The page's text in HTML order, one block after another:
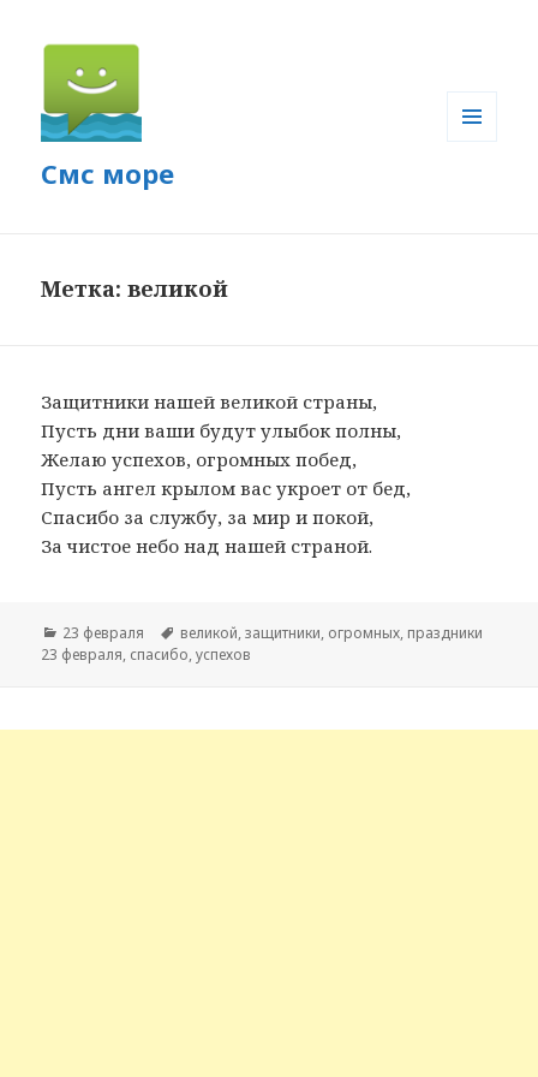
Смс море
Метка: великой
Защитники нашей великой страны,
Пусть дни ваши будут улыбок полны,
Желаю успехов, огромных побед,
Пусть ангел крылом вас укроет от бед,
Спасибо за службу, за мир и покой,
За чистое небо над нашей страной.
Рубрики
23 февраля Метки
великой,защитники, огромных, праздники
23 февраля, спасибо,успехов